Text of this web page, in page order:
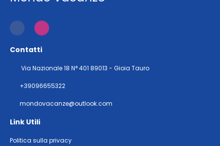
Contatti
Via Nazionale 18 N° 401 89013 - Gioia Tauro
+39096655322
mondovacanze@outlook.com
Link Utili
Politica sulla privacy